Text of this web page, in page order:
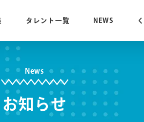
タレント一覧 NEWS
News
お知らせ